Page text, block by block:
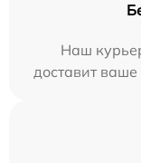
Наш
доставит ваше